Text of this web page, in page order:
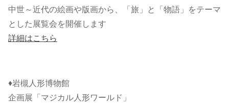
中世～近代の絵画や版画から、「旅」と「物語」をテーマ
とした展覧会を開催します
詳細はこちら
♦岩槻人形博物館
企画展「マジカル人形ワールド」